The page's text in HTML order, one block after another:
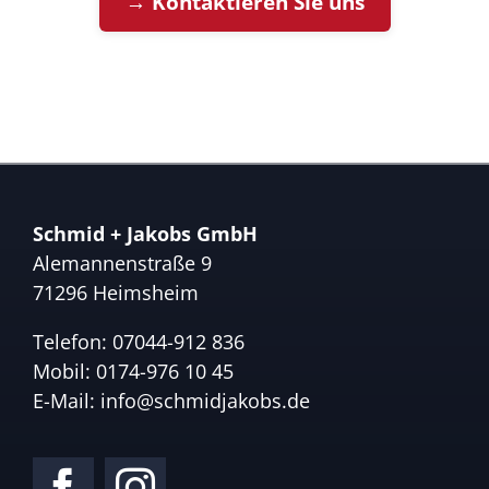
Schmid + Jakobs GmbH
Alemannenstraße 9
71296 Heimsheim
Telefon: 07044-912 836
Mobil: 0174-976 10 45
E-Mail: info@schmidjakobs.de